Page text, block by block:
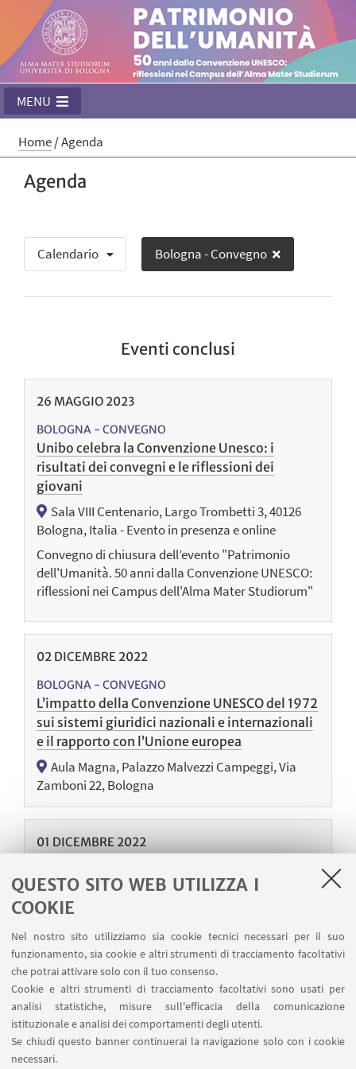
QUESTO SITO WEB UTILIZZA I
COOKIE
Nel nostro sito utilizziamo sia cookie tecnici necessari per il suo
funzionamento, sia cookie e altri strumenti di tracciamento facoltativi
che potrai attivare solo con il tuo consenso.
Cookie e altri strumenti di tracciamento facoltativi sono usati per
analisi statistiche, misure sull'efficacia della comunicazione
istituzionale e analisi dei comportamenti degli utenti.
Se chiudi questo banner continuerai la navigazione solo con i cookie
necessari.
MENU
Home/Agenda
Agenda
Calendario Bologna - Convegno
Eventi conclusi
26 MAGGIO 2023
BOLOGNA - CONVEGNO
Unibo celebra la Convenzione Unesco: i
risultati dei convegni e le riflessioni dei
giovani
Sala VIII Centenario, Largo Trombetti 3, 40126
Bologna, Italia - Evento in presenza e online
Convegno di chiusura dell’evento "Patrimonio
dell'Umanità. 50 anni dalla Convenzione UNESCO:
riflessioni nei Campus dell'Alma Mater Studiorum"
02 DICEMBRE 2022
BOLOGNA - CONVEGNO
L’impatto della Convenzione UNESCO del 1972
sui sistemi giuridici nazionali e internazionali
e il rapporto con l’Unione europea
Aula Magna, Palazzo Malvezzi Campeggi, Via
Zamboni 22, Bologna
01 DICEMBRE 2022
Software Heritage: la memoria del nostro
patrimonio
Sala Ulisse, Accademia delle Scienze dell'Istituto
di Bologna, Via Zamboni 31
01 DICEMBRE 2022
BOLOGNA - CONVEGNO
UNESCO e la questione del Management: